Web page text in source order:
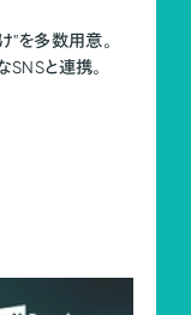
"を多数用意。
と連携。